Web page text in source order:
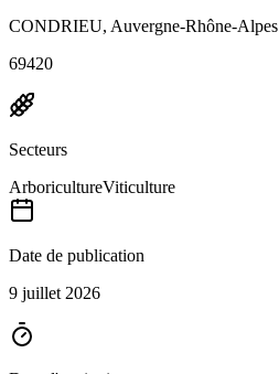
CONDRIEU, Auvergne-Rhône-Alpes
69420
Secteurs
ArboricultureViticulture
Date de publication
9 juillet 2026